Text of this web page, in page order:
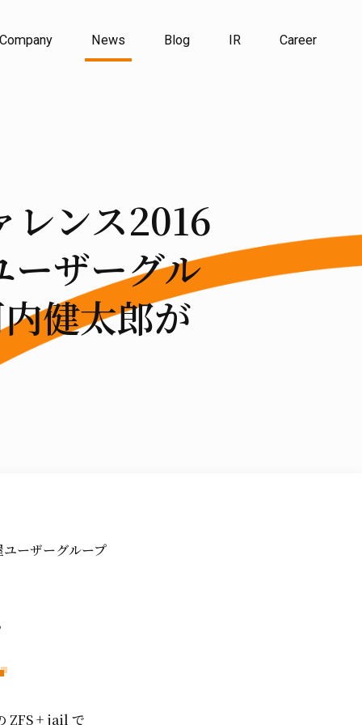
Company News Blog IR Career
レンス2016
ザーグル
健太郎が
ーザーグループ
ZFS + jail で